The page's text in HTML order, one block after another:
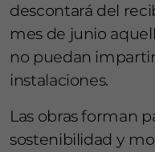
descontará del
mes de junio
no puedan
instalaciones.
Las obras forman
sostenibilidad y